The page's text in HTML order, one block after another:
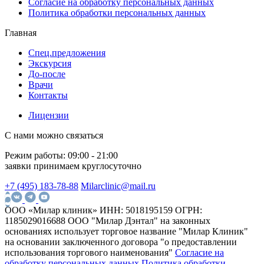
Лечение кариеса Мытищи у опытных
стоматологов
при обращении к специалистам с большим практическим
опытом. Врач должен правильно определить стадию
заболевания и подобрать оптимальный способ
восстановления зуба.
учетом индивидуальных особенностей пациента. Это
особенно важно, если поражение глубокое и требуется более
сложное лечение кариеса зубов .
Специалисты используют современные анестетики, поэтому
кариес лечить можно без боли и стресса. Точная диагностика
позволяет выполнить лечение от кариеса максимально
аккуратно и сохранить здоровые ткани зуба.
Пациенты выбирают профессиональное лечение кариеса в
Мытищах, так как оно сочетает опыт врачей, современное
оборудование и качественные материалы.
Регулярное посещение стоматолога и своевременное лечение
Согласие на обработку персональных данных
Политика обработки персональных данных
Главная
Спец.предложения
Экскурсия
До-после
Врачи
Контакты
Лицензии
С нами можно связаться
Режим работы: 09:00 - 21:00
заявки принимаем круглосуточно
+7 (495) 183-78-88 Milarclinic@mail.ru
ООО «Милар клиник» ИНН: 5018195159 ОГРН:
1185029016688 ООО "Милар Дэнтал" на законных
основаниях использует торговое название "Милар Клиник"
на основании заключенного договора "о предоставлении
использования торгового наименования" Согласие на